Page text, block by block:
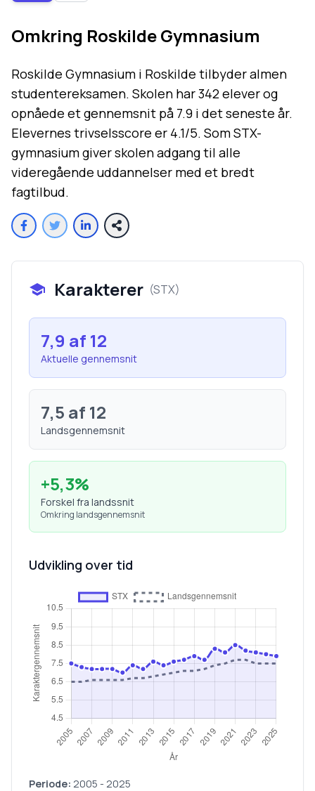
Omkring Roskilde Gymnasium
Roskilde Gymnasium i Roskilde tilbyder almen
studentereksamen. Skolen har 342 elever og
opnåede et gennemsnit på 7.9 i det seneste år.
Elevernes trivselsscore er 4.1/5. Som STX-
gymnasium giver skolen adgang til alle
videregående uddannelser med et bredt
fagtilbud.
Karakterer (STX)
7,9 af 12
Aktuelle gennemsnit
7,5 af 12
Landsgennemsnit
+5,3%
Forskel fra landssnit
Omkring landsgennemsnit
Udvikling over tid
Periode: 2005 - 2025